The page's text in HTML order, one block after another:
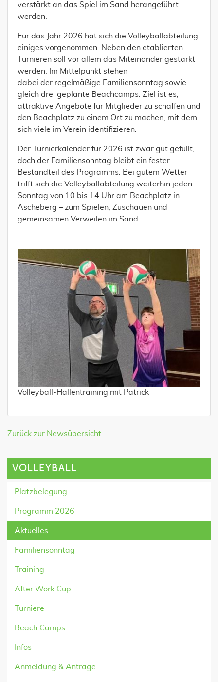
verstärkt an das Spiel im Sand herangeführt
werden.
Für das Jahr 2026 hat sich die Volleyballabteilung
einiges vorgenommen. Neben den etablierten
Turnieren soll vor allem das Miteinander gestärkt
werden. Im Mittelpunkt stehen
dabei der regelmäßige Familiensonntag sowie
gleich drei geplante Beachcamps. Ziel ist es,
attraktive Angebote für Mitglieder zu schaffen und
den Beachplatz zu einem Ort zu machen, mit dem
sich viele im Verein identifizieren.
Der Turnierkalender für 2026 ist zwar gut gefüllt,
doch der Familiensonntag bleibt ein fester
Bestandteil des Programms. Bei gutem Wetter
trifft sich die Volleyballabteilung weiterhin jeden
Sonntag von 10 bis 14 Uhr am Beachplatz in
Ascheberg – zum Spielen, Zuschauen und
gemeinsamen Verweilen im Sand.
Volleyball-Hallentraining mit Patrick
Zurück zur Newsübersicht
VOLLEYBALL
Platzbelegung
Programm 2026
Aktuelles
Familiensonntag
Training
After Work Cup
Turniere
Beach Camps
Infos
Anmeldung & Anträge